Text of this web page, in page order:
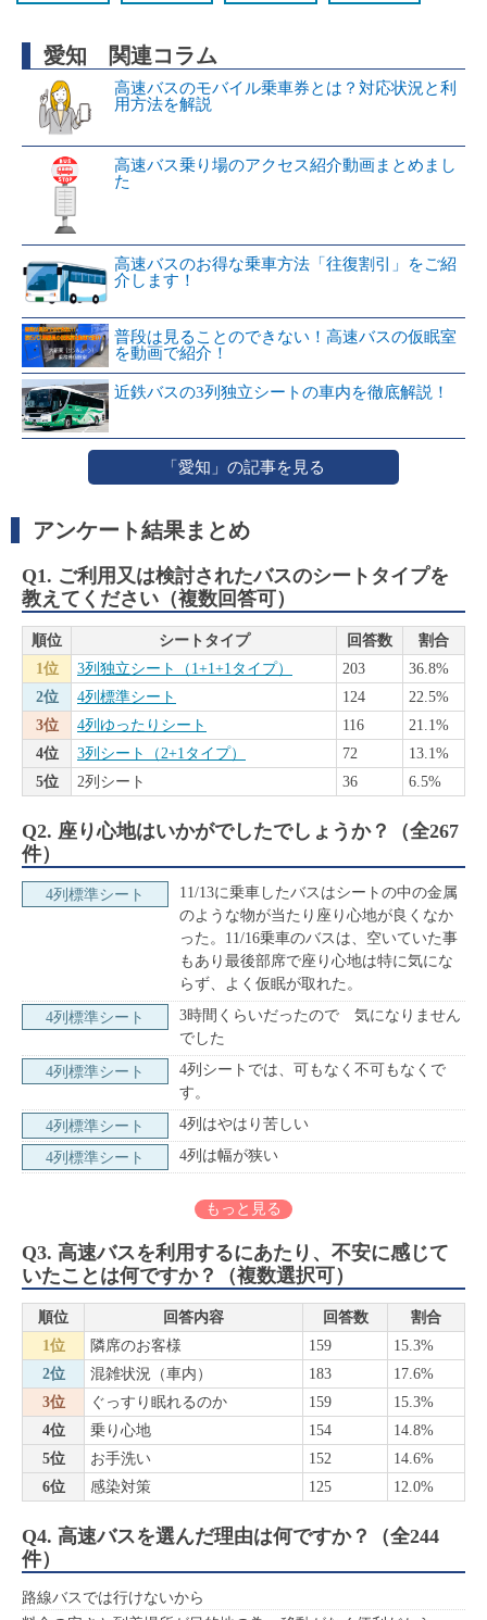
愛知 関連コラム
高速バスのモバイル乗車券とは？対応状況と利
用方法を解説
高速バス乗り場のアクセス紹介動画まとめまし
た
高速バスのお得な乗車方法「往復割引」をご紹
介します！
普段は見ることのできない！高速バスの仮眠室
を動画で紹介！
近鉄バスの3列独立シートの車内を徹底解説！
「愛知」の記事を見る
アンケート結果まとめ
Q1. ご利用又は検討されたバスのシートタイプを
教えてください（複数回答可）
順位 シートタイプ 回答数
割合
1位
3列独立シート（1+1+1タイプ） 203
36.8%
2位
4列標準シート 124
22.5%
3位
4列ゆったりシート 116
21.1%
4位
3列シート（2+1タイプ） 72
13.1%
5位
2列シート 36 6.5%
Q2. 座り心地はいかがでしたでしょうか？（全267
件）
4列標準シート
11/13に乗車したバスはシートの中の金属
のような物が当たり座り心地が良くなか
った。11/16乗車のバスは、空いていた事
もあり最後部席で座り心地は特に気にな
らず、よく仮眠が取れた。
4列標準シート
3時間くらいだったので 気になりません
でした
4列標準シート
4列シートでは、可もなく不可もなくで
す。
4列標準シート 4列はやはり苦しい
4列標準シート 4列は幅が狭い
もっと見る
Q3. 高速バスを利用するにあたり、不安に感じて
いたことは何ですか？（複数選択可）
順位 回答内容 回答数
割合
1位
隣席のお客様 159
15.3%
2位
混雑状況（車内） 183
17.6%
3位
ぐっすり眠れるのか 159
15.3%
4位
乗り心地 154
14.8%
5位
お手洗い 152
14.6%
6位
感染対策 125 12.0%
Q4. 高速バスを選んだ理由は何ですか？（全244
件）
路線バスでは行けないから